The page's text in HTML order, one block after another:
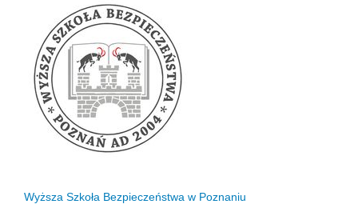
Wyższa Szkoła Bezpieczeństwa w Poznaniu